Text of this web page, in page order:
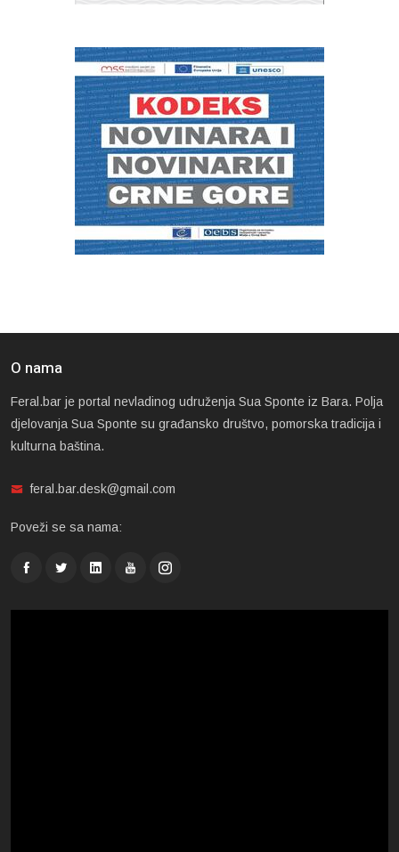
O nama
Feral.bar je portal nevladinog udruženja Sua Sponte iz Bara. Polja
djelovanja Sua Sponte su građansko društvo, pomorska tradicija i
kulturna baština.
feral.bar.desk@gmail.com
Poveži se sa nama: